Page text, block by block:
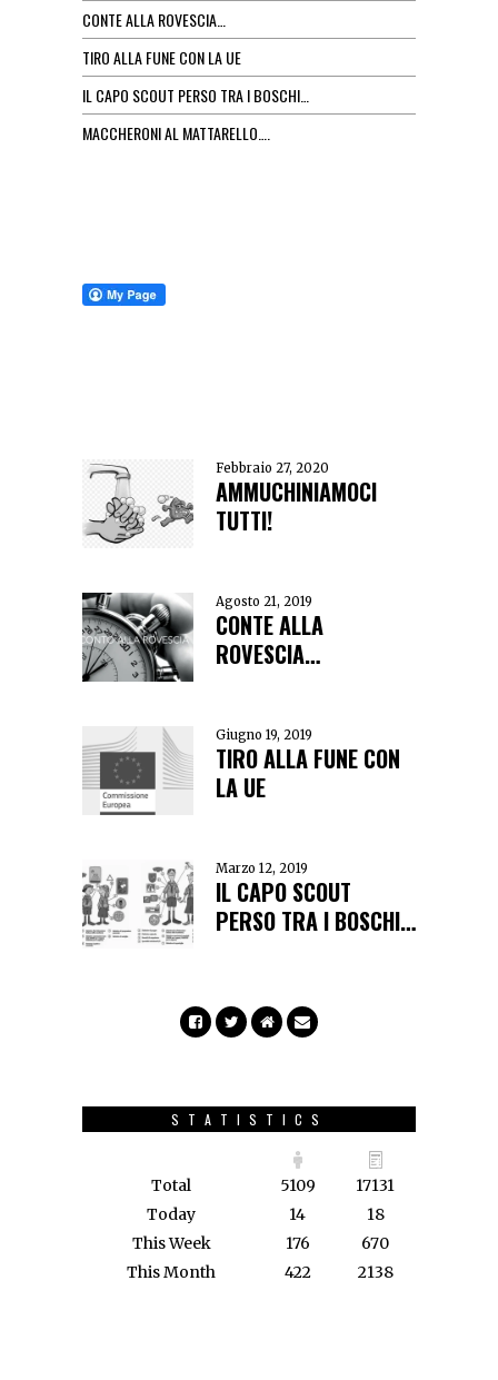
CONTE ALLA ROVESCIA…
TIRO ALLA FUNE CON LA UE
IL CAPO SCOUT PERSO TRA I BOSCHI…
MACCHERONI AL MATTARELLO….
Febbraio 27, 2020
AMMUCHINIAMOCI
TUTTI!
Agosto 21, 2019
CONTE ALLA
ROVESCIA…
Giugno 19, 2019
TIRO ALLA FUNE CON
LA UE
Marzo 12, 2019
IL CAPO SCOUT
PERSO TRA I BOSCHI…
STATISTICS
Total 5109
17131
Today
14
18
This Week
176
670
This Month
422 2138